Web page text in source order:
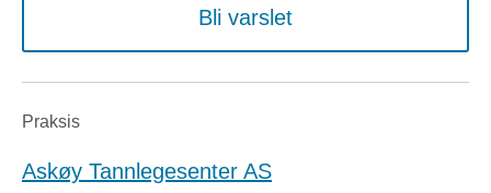
Bli varslet
Praksis
Askøy Tannlegesenter AS